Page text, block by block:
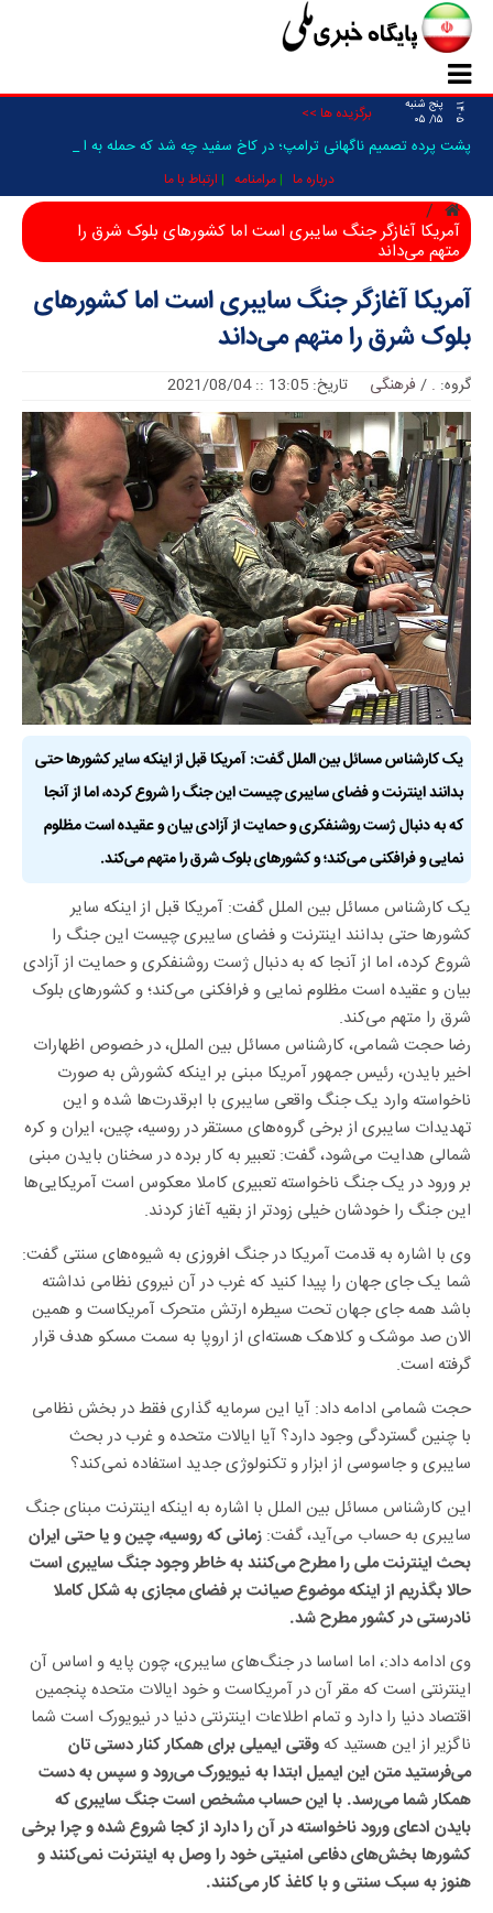
۱۴۰۵
پنج شنبه
۱۵/ ۰۵
برگزیده ها >>
پشت پرده تصمیم ناگهانی ترامپ؛ در کاخ سفید چه شد که حمله به ایران فع_
درباره ما مرامنامه ارتباط با ما
آمریکا آغازگر جنگ سایبری است اما کشور‌های بلوک شرق را
متهم می‌داند
آمریکا آغازگر جنگ سایبری است اما کشور‌های
بلوک شرق را متهم می‌داند
گروه: .
/ فرهنگی تاریخ: 13:05 :: 2021/08/04
یک کارشناس مسائل بین الملل گفت: آمریکا قبل از اینکه سایر کشور‌ها حتی
بدانند اینترنت و فضای سایبری چیست این جنگ را شروع کرده، اما از آنجا
که به دنبال ژست روشنفکری و حمایت از آزادی بیان و عقیده است مظلوم
نمایی و فرافکنی می‌کند؛ و کشور‌های بلوک شرق را متهم می‌کند.
یک کارشناس مسائل بین الملل گفت: آمریکا قبل از اینکه سایر
کشور‌ها حتی بدانند اینترنت و فضای سایبری چیست این جنگ را
شروع کرده، اما از آنجا که به دنبال ژست روشنفکری و حمایت از آزادی
بیان و عقیده است مظلوم نمایی و فرافکنی می‌کند؛ و کشور‌های بلوک
شرق را متهم می‌کند.
رضا حجت شمامی، کارشناس مسائل بین الملل، در خصوص اظهارات
اخیر بایدن، رئیس جمهور آمریکا مبنی بر اینکه کشورش به صورت
ناخواسته وارد یک جنگ واقعی سایبری با ابرقدرت‌ها شده و این
تهدیدات سایبری از برخی گروه‌های مستقر در روسیه، چین، ایران و کره
شمالی هدایت می‌شود، گفت: تعبیر به کار برده در سخنان بایدن مبنی
بر ورود در یک جنگ ناخواسته تعبیری کاملا معکوس است آمریکایی‌ها
این جنگ را خودشان خیلی زودتر از بقیه آغاز کردند.
وی با اشاره به قدمت آمریکا در جنگ افروزی به شیوه‌های سنتی گفت:
شما یک جای جهان را پیدا کنید که غرب در آن نیروی نظامی نداشته
باشد همه جای جهان تحت سیطره ارتش متحرک آمریکاست و همین
الان صد موشک و کلاهک هسته‌ای از اروپا به سمت مسکو هدف قرار
گرفته است.
حجت شمامی ادامه داد: آیا این سرمایه گذاری فقط در بخش نظامی
با چنین گستردگی وجود دارد؟ آیا ایالات متحده و غرب در بحث
سایبری و جاسوسی از ابزار و تکنولوژی جدید استفاده نمی‌کند؟
این کارشناس مسائل بین الملل با اشاره به اینکه اینترنت مبنای جنگ
سایبری به حساب می‌آید، گفت: زمانی که روسیه، چین و یا حتی ایران
بحث اینترنت ملی را مطرح می‌کنند به خاطر وجود جنگ سایبری است
حالا بگذریم از اینکه موضوع صیانت بر فضای مجازی به شکل کاملا
نادرستی در کشور مطرح شد.
وی ادامه داد:، اما اساسا در جنگ‌های سایبری، چون پایه و اساس آن
اینترنتی است که مقر آن در آمریکاست و خود ایالات متحده پنجمین
اقتصاد دنیا را دارد و تمام اطلاعات اینترنتی دنیا در نیویورک است شما
ناگزیر از این هستید که وقتی ایمیلی برای همکار کنار دستی تان
می‌فرستید متن این ایمیل ابتدا به نیویورک می‌رود و سپس به دست
همکار شما می‌رسد. با این حساب مشخص است جنگ سایبری که
بایدن ادعای ورود ناخواسته در آن را دارد از کجا شروع شده و چرا برخی
کشور‌ها بخش‌های دفاعی امنیتی خود را وصل به اینترنت نمی‌کنند و
هنوز به سبک سنتی و با کاغذ کار می‌کنند.